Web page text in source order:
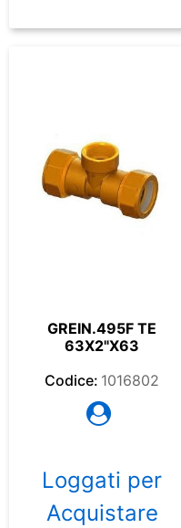
GREIN.495F TE
63X2"X63
Codice: 1016802
Loggati per
Acquistare